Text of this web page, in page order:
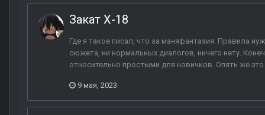
Закат X-18
Где я такое писал, что за маняфантазия. Правила
сюжета, ни нормальных диалогов, ничего нету.
относительно простыми для новичков. Опять же
9 мая, 2023